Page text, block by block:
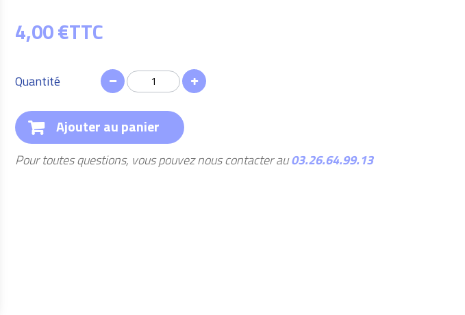
4,00 €TTC
Quantité
Ajouter au panier
Pour toutes questions, vous pouvez nous contacter au03.26.64.99.13